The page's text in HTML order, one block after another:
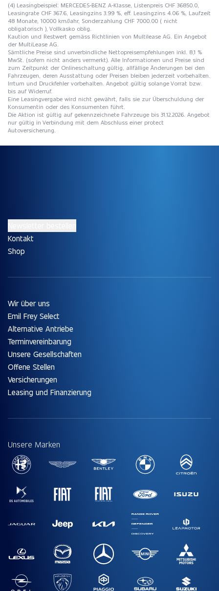
(4) Leasingbeispiel: MERCEDES-BENZ A-Klasse, Listenpreis CHF 36850.0,
Leasingrate CHF 367.6, Leasingzins 3.99 %, eff. Leasingzins 4.06 %, Laufzeit
48 Monate, 10000 km/Jahr, Sonderzahlung CHF 7000.00 ( nicht
obligatorisch ), Vollkasko oblig.
Kaution und Restwert gemäss Richtlinien von Multilease AG. Ein Angebot
der MultiLease AG.
Sämtliche Preise sind unverbindliche Nettopreisempfehlungen inkl. 8,1 %
MwSt. (sofern nicht anders vermerkt). Alle Informationen und Preise sind
zum Zeitpunkt der Onlineschaltung gültig, allfällige Änderungen bei den
Fahrzeugen, deren Ausstattung oder Preisen bleiben jederzeit vorbehalten.
Irrtum und Druckfehler vorbehalten. Angebot gültig solange Vorrat bzw.
bis auf Widerruf.
Eine Leasingvergabe wird nicht gewährt, falls sie zur Überschuldung der
Konsumentin oder des Konsumenten führt.
Die Aktion ist gültig auf gekennzeichnete Fahrzeuge bis 31.12.2026. Angebot
nur gültig in Verbindung mit dem Abschluss einer protect
Autoversicherung.
Kontakt
Shop
Wir über uns
Emil Frey Select
Alternative Antriebe
Terminvereinbarung
Unsere Gesellschaften
Offene Stellen
Versicherungen
Leasing und Finanzierung
Unsere Marken